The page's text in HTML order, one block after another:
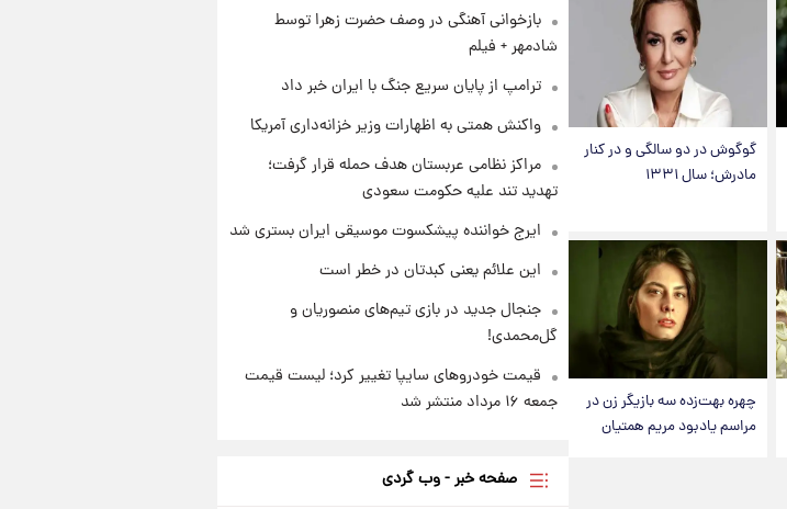
گوگوش در دو سالگی و در کنار
مادرش؛ سال ۱۳۳۱
چهره بهت‌زده سه بازیگر زن در
مراسم یادبود مریم همتیان
بازخوانی آهنگی در وصف حضرت زهرا توسط
شادمهر + فیلم
ترامپ از پایان سریع جنگ با ایران خبر داد
واکنش همتی به اظهارات وزیر خزانه‌داری آمریکا
مراکز نظامی عربستان هدف حمله قرار گرفت؛
تهدید تند علیه حکومت سعودی
ایرج خواننده پیشکسوت موسیقی ایران بستری شد
این علائم یعنی کبدتان در خطر است
جنجال جدید در بازی تیم‌های منصوریان و
گل‌محمدی!
قیمت خودروهای سایپا تغییر کرد؛ لیست قیمت
جمعه ۱۶ مرداد منتشر شد
صفحه خبر - وب گردی